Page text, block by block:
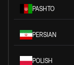
PASHTO
PERSIAN
POLISH